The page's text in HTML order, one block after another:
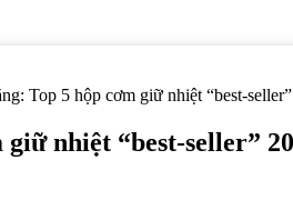
Top 5 hộp cơm giữ nhiệt “best-
nhiệt “best-seller”